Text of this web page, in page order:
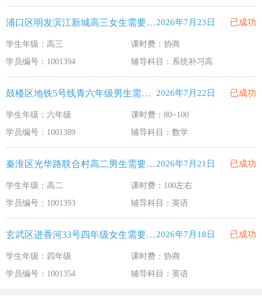
浦口区明发滨江新城高三女生需要补习系统补习高2026年7月23日 已成功
学生年级：高三
课时费：协商
学员编号：1001394
辅导科目：系统补习高
鼓楼区地铁5号线青六年级男生需要补习数学 2026年7月22日 已成功
学生年级：六年级
课时费：80~100
学员编号：1001389
辅导科目：数学
秦淮区光华路联合村高二男生需要补习英语2026年7月21日 已成功
学生年级：高二
课时费：100左右
学员编号：1001393
辅导科目：英语
玄武区进香河33号四年级女生需要补习英语2026年7月18日 已成功
学生年级：四年级
课时费：协商
学员编号：1001354
辅导科目：英语